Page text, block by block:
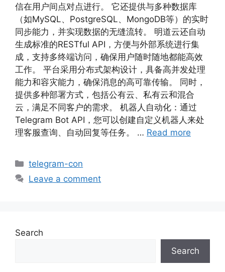
信在用户间点对点进行。 它还提供与多种数据库
（如MySQL、PostgreSQL、MongoDB等）的实时
同步能力，并实现数据的无缝流转。 明道云还自动
生成标准的RESTful API，方便与外部系统进行集
成，支持多终端访问，确保用户随时随地都能高效
工作。 平台采用分布式架构设计，具备高并发处理
能力和容灾能力，确保消息的高可靠传输。 同时，
提供多种部署方式，包括公有云、私有云和混合
云，满足不同客户的需求。 机器人自动化：通过
Telegram Bot API，您可以创建自定义机器人来处
理客服查询、自动回复等任务。 … Read more
telegram-con
Leave a comment
Search
Search